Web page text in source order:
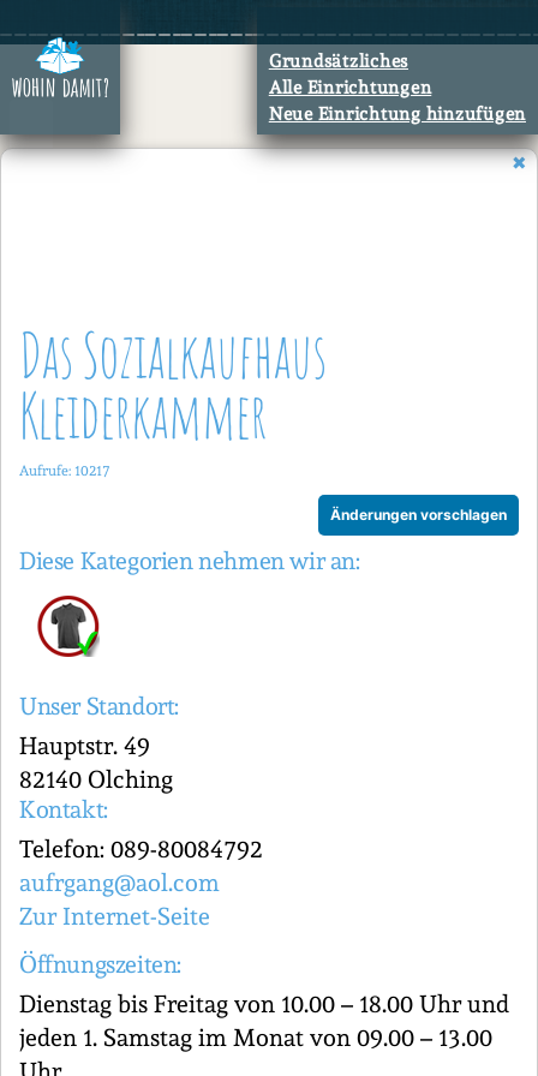
Inhalt
springen
Grundsätzliches
Alle Einrichtungen
Neue Einrichtung hinzufügen
Das Sozialkaufhaus
Kleiderkammer
Aufrufe: 10217
Änderungen vorschlagen
Diese Kategorien nehmen wir an:
Unser Standort:
Hauptstr. 49
82140 Olching
Kontakt:
Telefon: 089-80084792
aufrgang@aol.com
Zur Internet-Seite
Öffnungszeiten:
Dienstag bis Freitag von 10.00 – 18.00 Uhr und
jeden 1. Samstag im Monat von 09.00 – 13.00